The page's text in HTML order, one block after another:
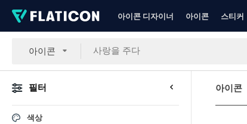
아이콘 디자이너 아이콘 스티커
아이콘
필터
색상
아이콘